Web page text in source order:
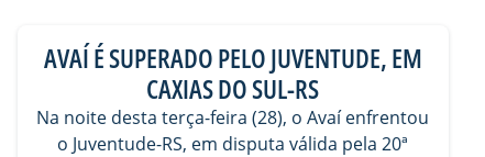
AVAÍ É SUPERADO PELO JUVENTUDE, EM
CAXIAS DO SUL-RS
Na noite desta terça-feira (28), o Avaí enfrentou
o Juventude-RS, em disputa válida pela 20ª